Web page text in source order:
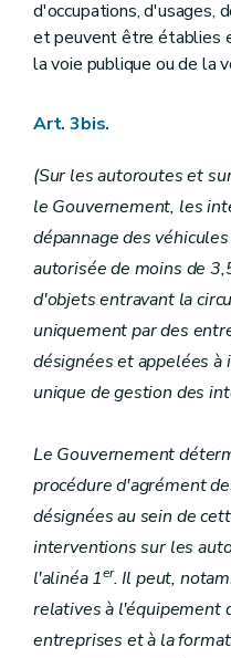
d'occupations, d'usages,
et peuvent être établies
la voie publique ou de la
Art. 3bis.
(Sur les autoroutes et
le Gouvernement, les
dépannage des
autorisée de moins de
d'objets entravant la
uniquement par des
désignées et appelées
unique de gestion des
Le Gouvernement
procédure d'agrément
désignées au sein de
interventions sur les
l'alinéa 1er. Il peut,
relatives à l'équipement
entreprises et à la